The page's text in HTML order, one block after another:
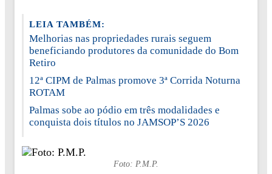
LEIA TAMBÉM:
Melhorias nas propriedades rurais seguem
beneficiando produtores da comunidade do Bom
Retiro
12ª CIPM de Palmas promove 3ª Corrida Noturna
ROTAM
Palmas sobe ao pódio em três modalidades e
conquista dois títulos no JAMSOP’S 2026
Foto: P.M.P.